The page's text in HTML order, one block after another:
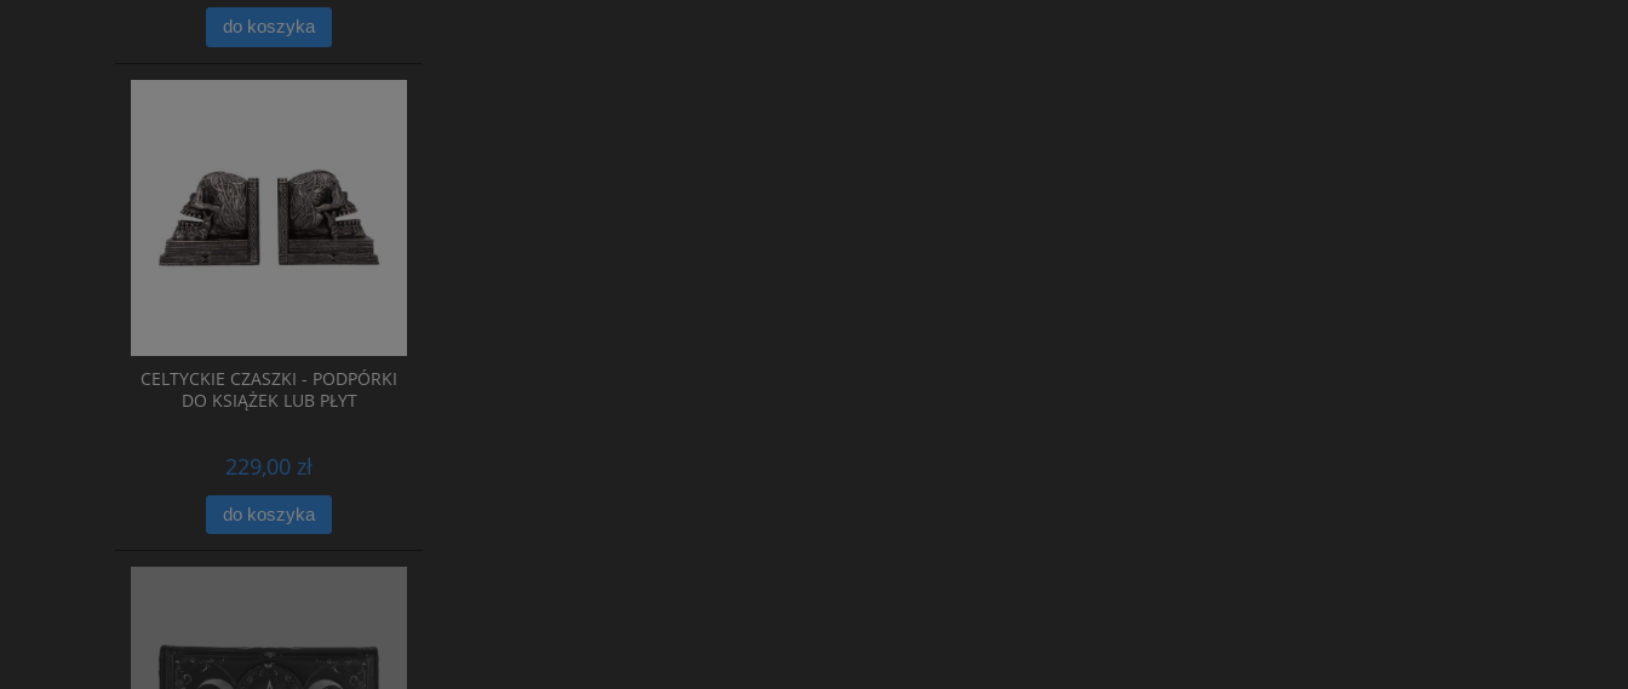
do koszyka
CELTYCKIE CZASZKI - PODPÓRKI
DO KSIĄŻEK LUB PŁYT
229,00 zł
do koszyka